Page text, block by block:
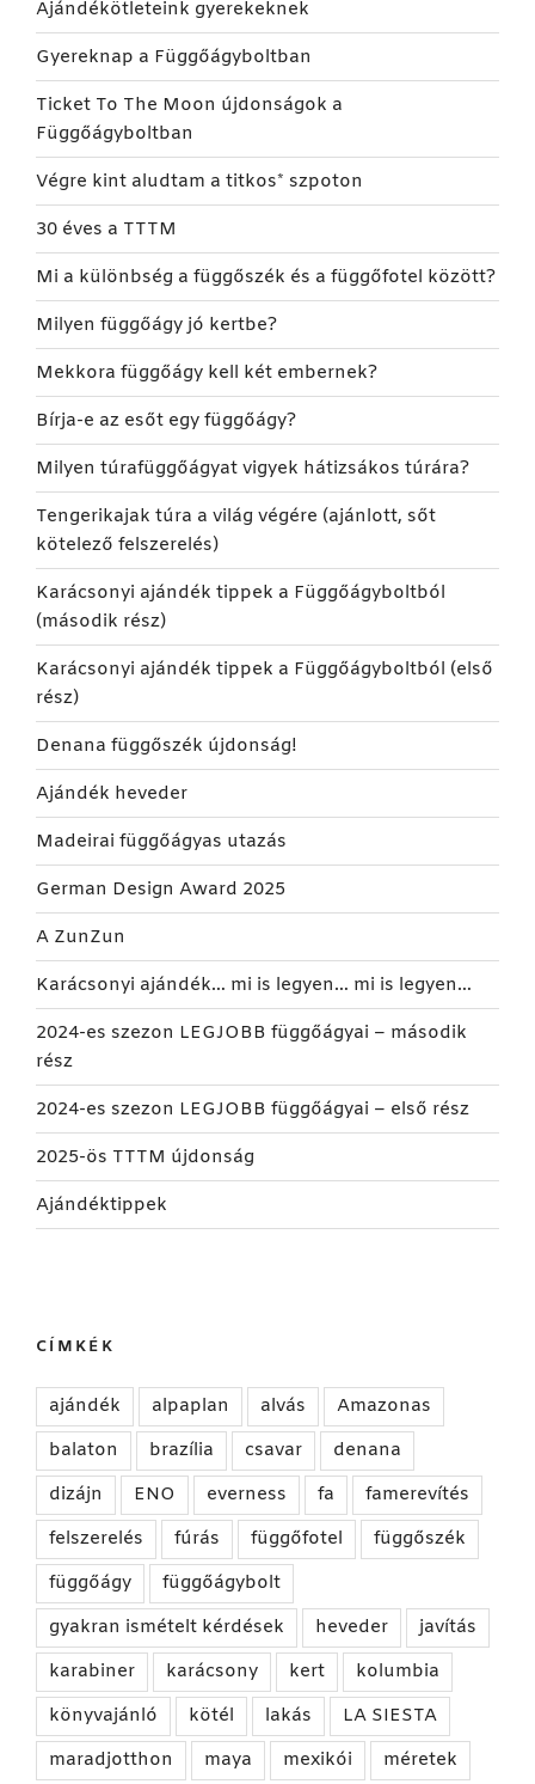
Ajándékötleteink gyerekeknek
Gyereknap a Függőágyboltban
Ticket To The Moon újdonságok a
Függőágyboltban
Végre kint aludtam a titkos* szpoton
30 éves a TTTM
Mi a különbség a függőszék és a függőfotel között?
Milyen függőágy jó kertbe?
Mekkora függőágy kell két embernek?
Bírja-e az esőt egy függőágy?
Milyen túrafüggőágyat vigyek hátizsákos túrára?
Tengerikajak túra a világ végére (ajánlott, sőt
kötelező felszerelés)
Karácsonyi ajándék tippek a Függőágyboltból
(második rész)
Karácsonyi ajándék tippek a Függőágyboltból (első
rész)
Denana függőszék újdonság!
Ajándék heveder
Madeirai függőágyas utazás
German Design Award 2025
A ZunZun
Karácsonyi ajándék… mi is legyen… mi is legyen…
2024-es szezon LEGJOBB függőágyai – második
rész
2024-es szezon LEGJOBB függőágyai – első rész
2025-ös TTTM újdonság
Ajándéktippek
CÍMKÉK
ajándék alpaplan alvás
Amazonas
balaton
brazília csavar
denana
dizájn
ENO everness fa
famerevítés
felszerelés
fúrás függőfotel
függőszék
függőágy
függőágybolt
gyakran ismételt kérdések
heveder
javítás
karabiner
karácsony kert
kolumbia
könyvajánló
kötél lakás
LA SIESTA
maradjotthon
maya mexikói méretek